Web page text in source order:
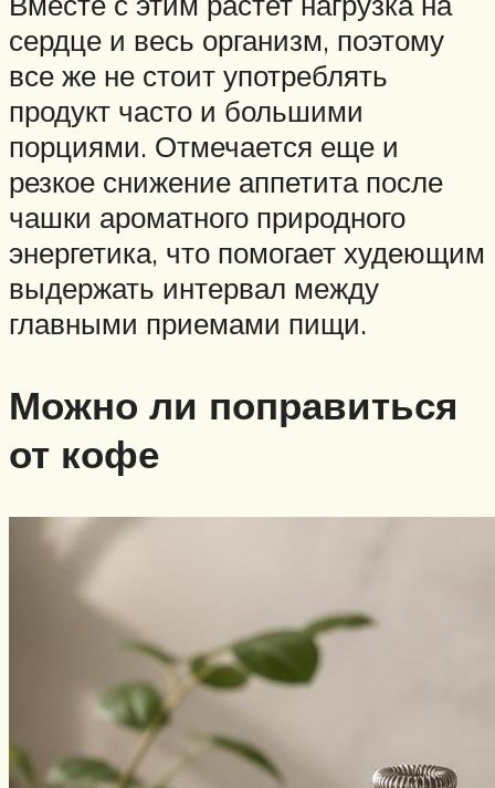
сердце и весь организм, поэтому
все же не стоит употреблять
продукт часто и большими
порциями. Отмечается еще и
резкое снижение аппетита после
чашки ароматного природного
энергетика, что помогает худеющим
выдержать интервал между
главными приемами пищи.
Можно ли поправиться
от кофе